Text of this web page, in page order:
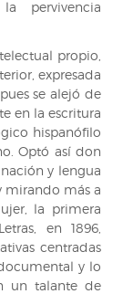
pervivencia
propio,
expresada
se alejó de
en la escritura
hispanófilo
Optó así don
y lengua
mirando más a
la primera
en 1896,
centradas
y lo
un talante de